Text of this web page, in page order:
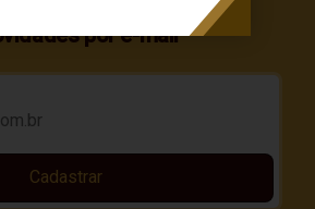
por e-mail
Cadastrar